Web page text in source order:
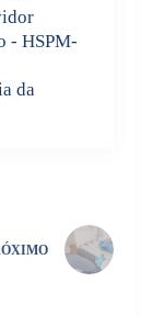
- HSPM-
da